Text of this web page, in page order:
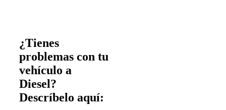
¿Tienes
problemas con tu
vehículo a
Diesel?
Descríbelo aquí: